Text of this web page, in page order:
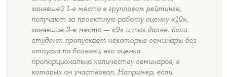
занявшей 1-е место в групповом рейтинге,
получают за проектную работу оценку «10»,
занявшие 2-е место — «9» и так далее. Если
студент пропускает некоторые семинары без
отпуска по болезни, его оценка
пропорциональна количеству семинаров, в
которых он участвовал. Например, если